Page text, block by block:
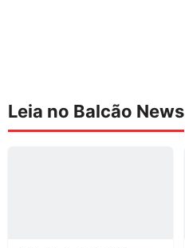
Leia no Balcão News